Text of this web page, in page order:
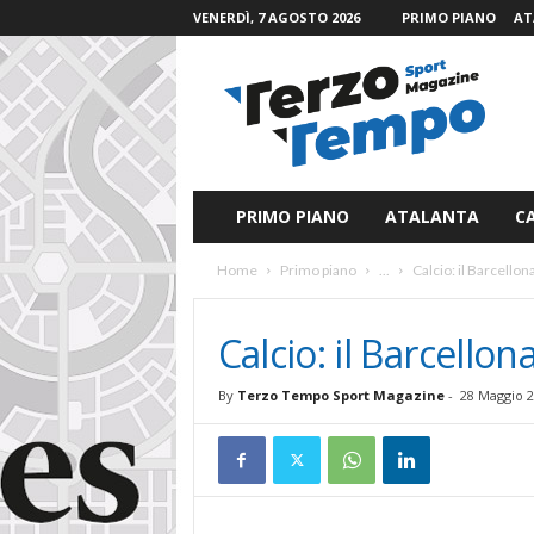
VENERDÌ, 7 AGOSTO 2026 PRIMO PIANO
PRIMO PIANO ATALANTA
Home Primo piano ... Calcio: il
Calcio: il
By Terzo Tempo Sport Magazine- 28 Maggio